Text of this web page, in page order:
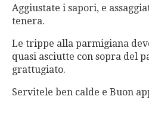
Aggiustate i sapori, e
tenera.
Le trippe alla parmigiana
quasi asciutte con sopra del
grattugiato.
Servitele ben calde e Buon